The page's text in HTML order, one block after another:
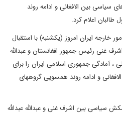
سیاسی بین الافغانی و ادامه روند
اعلام کرد.
ایران امروز (یکشنبه) با استقبال
غنی رئیس جمهور افغانستان و عبدالله
، آمادگی جمهوری اسلامی ایران را برای
و ادامه روند همسویی گروههای
سیاسی بین اشرف غنی و عبدالله عبدالله